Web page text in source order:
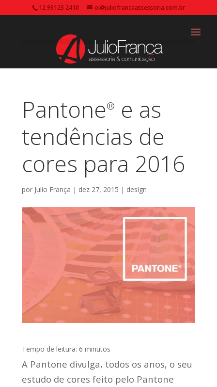
12 99123 2410 oi@juliofrancaassessoria.com.br
Pantone® e as
tendências de
cores para 2016
por Julio França | dez 27, 2015 | design
Tempo de leitura: 6 minutos
A Pantone divulga, todos os anos, o seu
estudo de cores feito pelo Pantone